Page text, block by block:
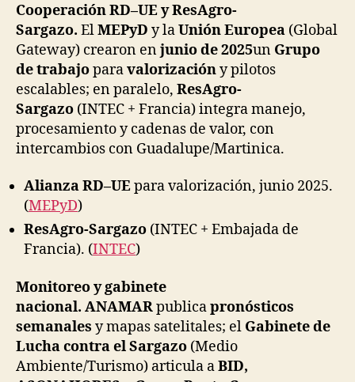
Cooperación RD–UE y ResAgro-
Sargazo. ElMEPyD y laUnión Europea (Global
Gateway) crearon enjunio de 2025un Grupo
de trabajoparavalorizacióny pilotos
escalables; en paralelo, ResAgro-
Sargazo (INTEC + Francia) integra manejo,
procesamiento y cadenas de valor, con
intercambios con Guadalupe/Martinica.
Alianza RD–UEpara valorización, junio 2025.
(MEPyD)
ResAgro-Sargazo (INTEC + Embajada de
Francia). (INTEC)
Monitoreo y gabinete
nacional. ANAMARpublicapronósticos
semanales y mapas satelitales; el Gabinete de
Lucha contra el Sargazo (Medio
Ambiente/Turismo) articula aBID,